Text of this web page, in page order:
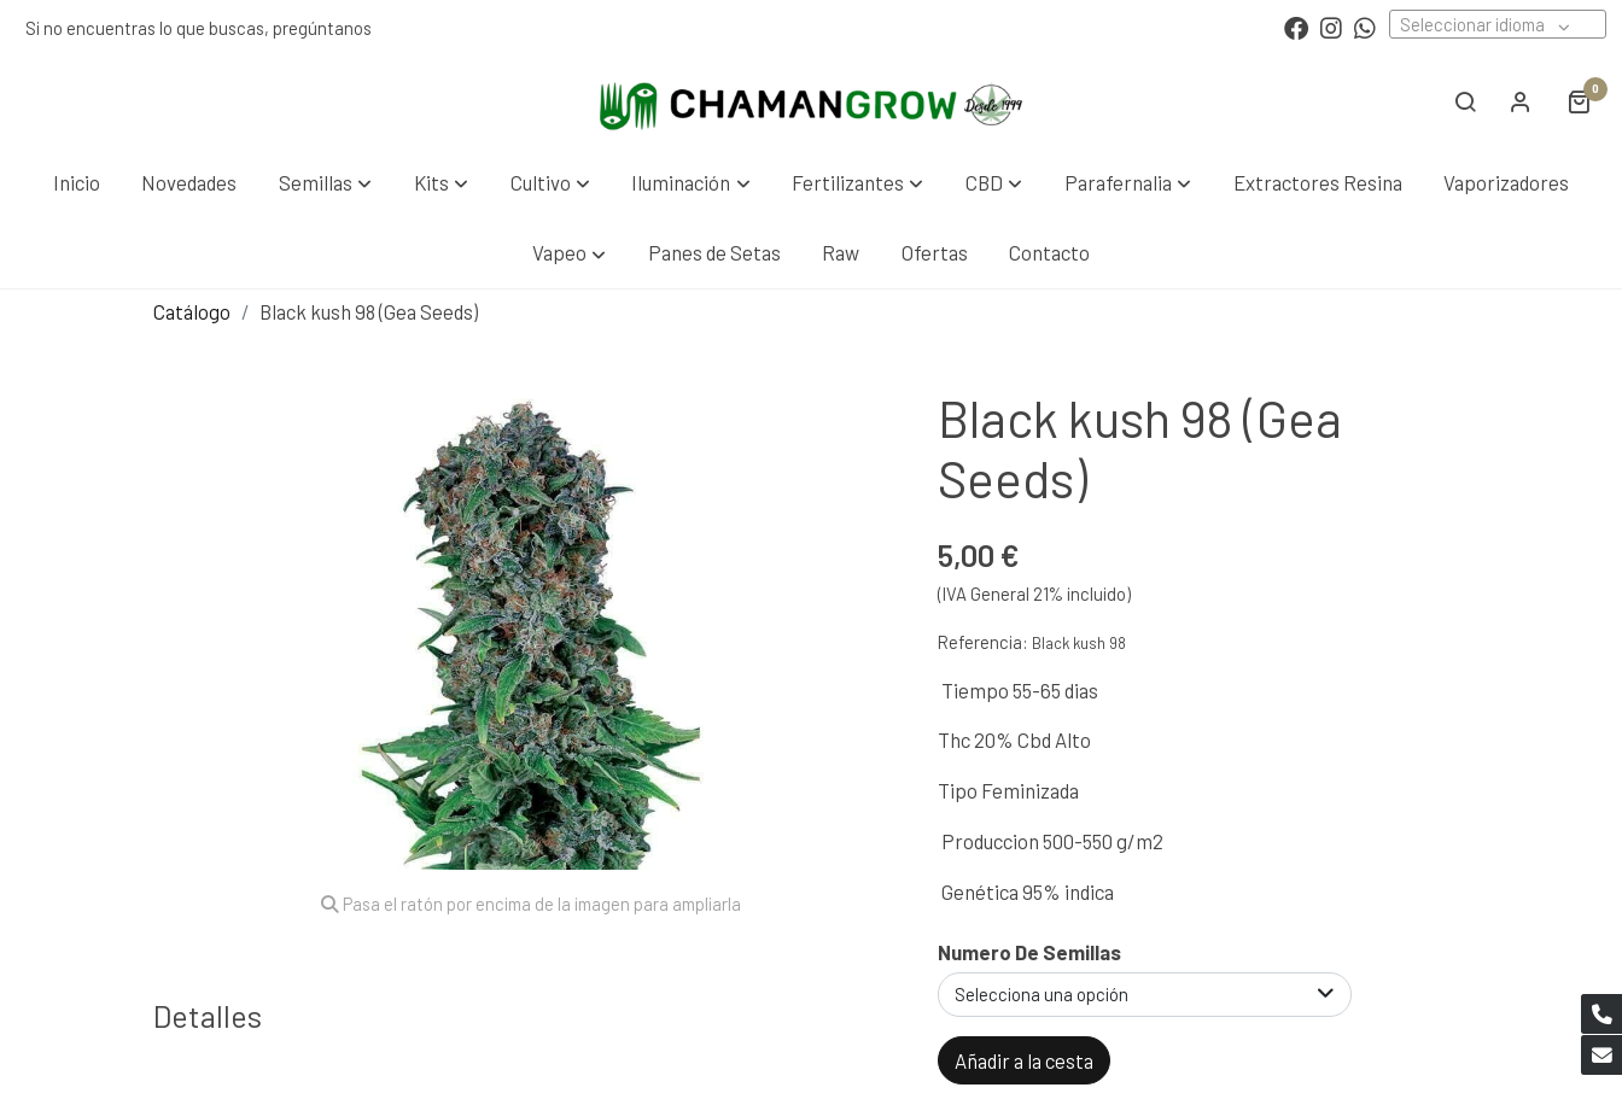
Si no encuentras lo que buscas, pregúntanos Seleccionar idioma
0
Inicio Novedades Semillas Kits Cultivo Iluminación Fertilizantes CBD Parafernalia Extractores Resina Vaporizadores
Vapeo Panes de Setas Raw Ofertas Contacto
Catálogo Black kush 98 (Gea Seeds)
Pasa el ratón por encima de la imagen para ampliarla
Detalles
Black kush 98 (Gea
Seeds)
5,00 €
(IVA General 21% incluido)
Referencia: Black kush 98
Tiempo 55-65 dias
Thc 20% Cbd Alto
Tipo Feminizada
Produccion 500-550 g/m2
Genética 95% indica
Numero De Semillas
Selecciona una opción
Añadir a la cesta